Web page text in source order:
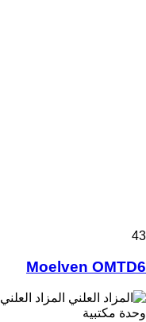
43
Moelven OMTD6
المزاد العلني
وحدة مكتبية